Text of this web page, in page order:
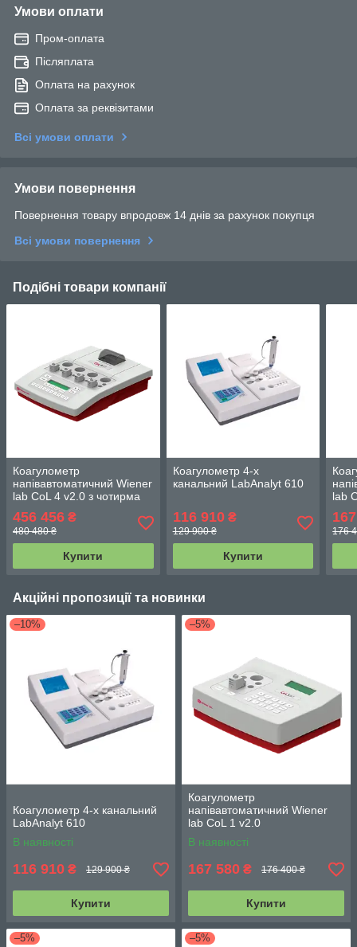
Умови оплати
Пром-оплата
Післяплата
Оплата на рахунок
Оплата за реквізитами
Всі умови оплати
Умови повернення
Повернення товару впродовж 14 днів за рахунок покупця
Всі умови повернення
Подібні товари компанії
Коагулометр
напівавтоматичний Wiener
lab CoL 4 v2.0 з чотирма
каналами вимірювання
456 456 ₴
480 480 ₴
Купити
Коагулометр 4-х
канальний LabAnalyt 610
116 910₴
129 900 ₴
Купити
lab
176
Акційні пропозиції та новинки
–10%
Коагулометр 4-х канальний
LabAnalyt 610
В наявності
116 910 ₴ 129 900 ₴
Купити
–5%
Коагулометр
напівавтоматичний Wiener
lab CoL 1 v2.0
В наявності
167 580 ₴ 176 400 ₴
Купити
–5% –5%